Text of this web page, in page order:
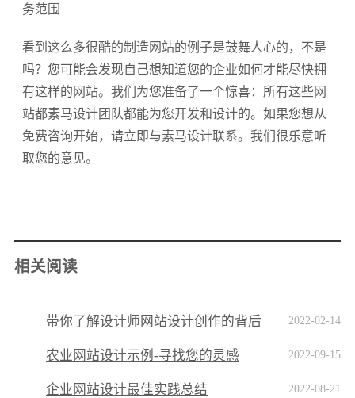
务范围
看到这么多很酷的制造网站的例子是鼓舞人心的，不是
吗？您可能会发现自己想知道您的企业如何才能尽快拥
有这样的网站。我们为您准备了一个惊喜：所有这些网
站都素马设计团队都能为您开发和设计的。如果您想从
免费咨询开始，请立即与素马设计联系。我们很乐意听
取您的意见。
相关阅读
带你了解设计师网站设计创作的背后 2022-02-14
农业网站设计示例-寻找您的灵感 2022-09-15
企业网站设计最佳实践总结 2022-08-21